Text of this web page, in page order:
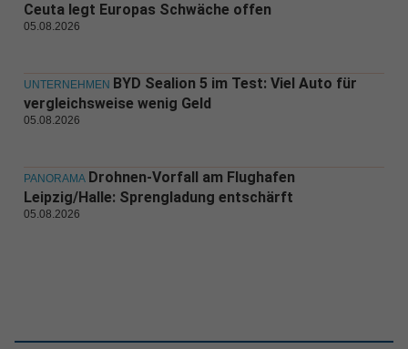
Ceuta legt Europas Schwäche offen
05.08.2026
UNTERNEHMEN BYD Sealion 5 im Test: Viel Auto für
vergleichsweise wenig Geld
05.08.2026
PANORAMA Drohnen-Vorfall am Flughafen
Leipzig/Halle: Sprengladung entschärft
05.08.2026